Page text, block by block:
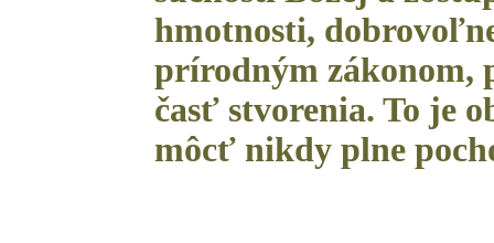
hmotnosti,
prírodným zákonom,
časť stvorenia. To je
môcť nikdy plne